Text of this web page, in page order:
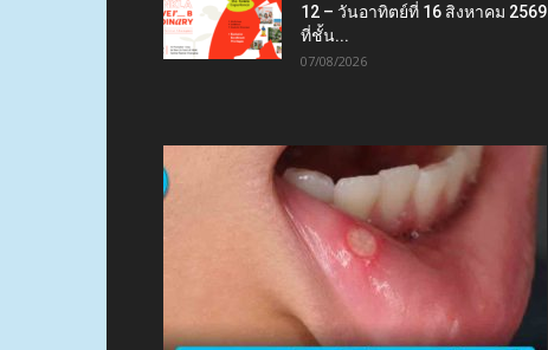
12 – วันอาทิตย์ที่ 16 สิงหาคม 2569
ที่ชั้น...
07/08/2026